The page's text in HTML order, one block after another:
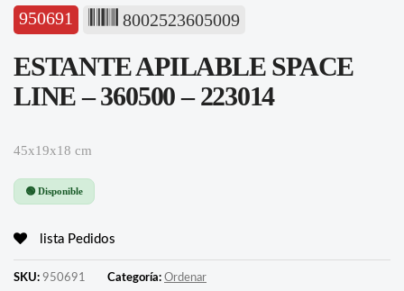
950691 8002523605009
ESTANTE APILABLE SPACE
LINE – 360500 – 223014
45x19x18 cm
🟢 Disponible
lista Pedidos
SKU: 950691 Categoría: Ordenar